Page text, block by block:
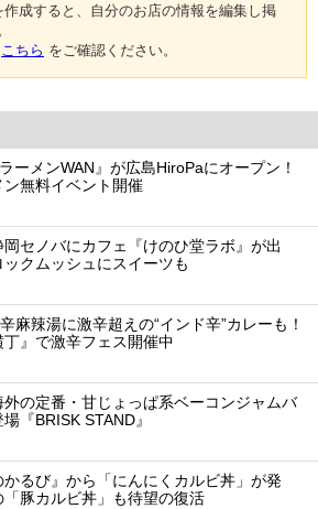
成すると、自分のお店の情報を編集し掲
こちら をご確認ください。
ーメンWAN』が広島HiroPaにオープン！
ン無料イベント開催
セノバにカフェ『けのひ堂ラボ』が出
ックムッシュにスイーツも
麻辣湯に激辛超えの“インド辛”カレーも！
丁』で激辛フェス開催中
の定番・甘じょっぱ系ベーコンジャムバ
『BRISK STAND』
かるび』から「にんにくカルビ丼」が発
豚カルビ丼」も待望の復活